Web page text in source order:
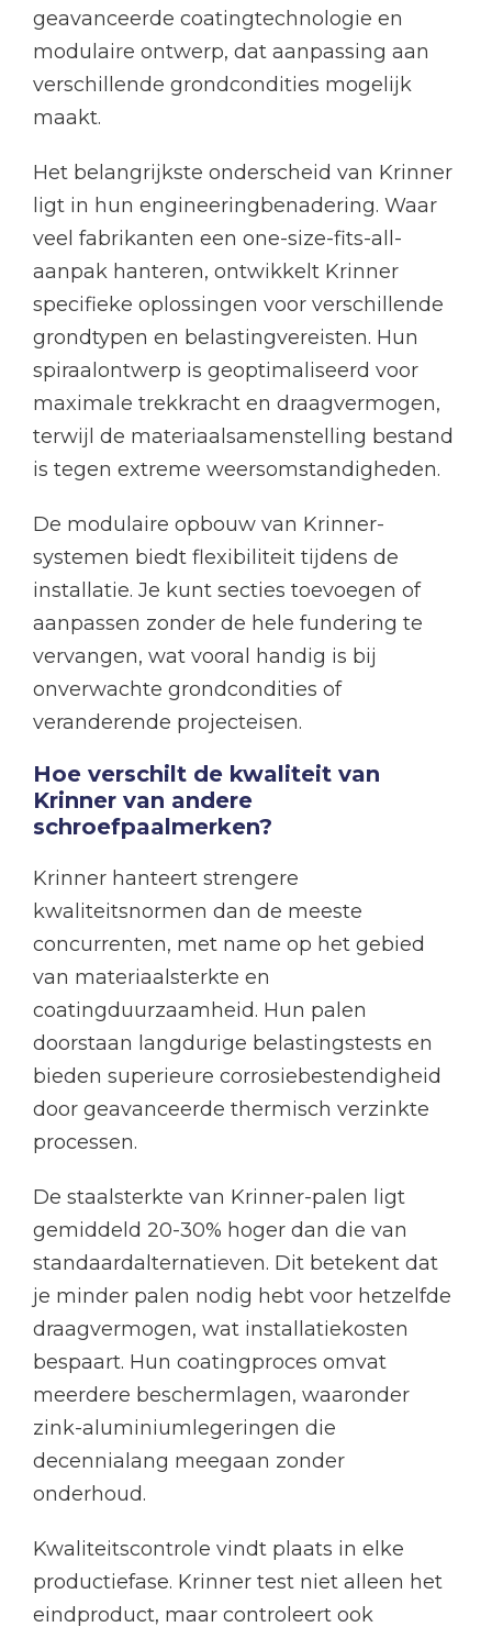
geavanceerde coatingtechnologie en
modulaire ontwerp, dat aanpassing aan
verschillende grondcondities mogelijk
maakt.
Het belangrijkste onderscheid van Krinner
ligt in hun engineeringbenadering. Waar
veel fabrikanten een one-size-fits-all-
aanpak hanteren, ontwikkelt Krinner
specifieke oplossingen voor verschillende
grondtypen en belastingvereisten. Hun
spiraalontwerp is geoptimaliseerd voor
maximale trekkracht en draagvermogen,
terwijl de materiaalsamenstelling bestand
is tegen extreme weersomstandigheden.
De modulaire opbouw van Krinner-
systemen biedt flexibiliteit tijdens de
installatie. Je kunt secties toevoegen of
aanpassen zonder de hele fundering te
vervangen, wat vooral handig is bij
onverwachte grondcondities of
veranderende projecteisen.
Hoe verschilt de kwaliteit van
Krinner van andere
schroefpaalmerken?
Krinner hanteert strengere
kwaliteitsnormen dan de meeste
concurrenten, met name op het gebied
van materiaalsterkte en
coatingduurzaamheid. Hun palen
doorstaan langdurige belastingstests en
bieden superieure corrosiebestendigheid
door geavanceerde thermisch verzinkte
processen.
De staalsterkte van Krinner-palen ligt
gemiddeld 20-30% hoger dan die van
standaardalternatieven. Dit betekent dat
je minder palen nodig hebt voor hetzelfde
draagvermogen, wat installatiekosten
bespaart. Hun coatingproces omvat
meerdere beschermlagen, waaronder
zink-aluminiumlegeringen die
decennialang meegaan zonder
onderhoud.
Kwaliteitscontrole vindt plaats in elke
productiefase. Krinner test niet alleen het
eindproduct, maar controleert ook